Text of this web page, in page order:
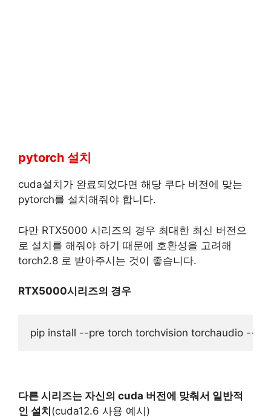
pytorch 설치
cuda설치가 완료되었다면 해당 쿠다 버전에 맞는
pytorch를 설치해줘야 합니다.
다만 RTX5000 시리즈의 경우 최대한 최신 버전으
로 설치를 해줘야 하기 때문에 호환성을 고려해
torch2.8 로 받아주시는 것이 좋습니다.
RTX5000시리즈의 경우
다른 시리즈는 자신의 cuda 버전에 맞춰서 일반적
인 설치 (cuda12.6 사용 예시)